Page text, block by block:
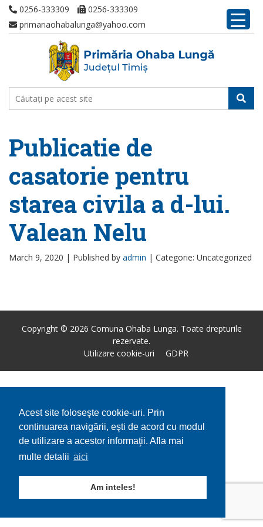
Acest site foloseşte cookie-uri. Prin
continuarea navigării, eşti de acord cu modul
de utilizare a acestor informaţii. Afla mai
multe detalii aici
Am inteles!
0256-333309
0256-333309
primariaohabalunga@yahoo.com
Publicatie de
casatorie pentru
starea civila a d-lui.
Valean Nelu
March 9, 2020 | Published by admin | Categorie: Uncategorized
Copyright © 2026 Comuna Ohaba Lunga. Toate drepturile
rezervate.
Utilizare cookie-uri
GDPR